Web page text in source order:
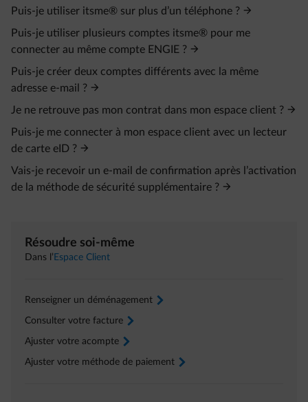
Puis-je utiliser itsme® sur plus d’un téléphone ?
Puis-je utiliser plusieurs comptes itsme® pour me
connecter au même compte ENGIE ?
Puis-je créer deux comptes différents avec la même
adresse e‑mail ?
Je ne retrouve pas mon contrat dans mon espace client ?
Puis-je me connecter à mon espace client avec un lecteur
de carte eID ?
Vais-je recevoir un e‑mail de confirmation après l’activation
de la méthode de sécurité supplémentaire ?
Résoudre soi-même
Dans l’ Espace Client
Renseigner un déménagement arrow-right
Consulter votre facture arrow-right
Ajuster votre acompte arrow-right
Ajuster votre méthode de paiement arrow-right